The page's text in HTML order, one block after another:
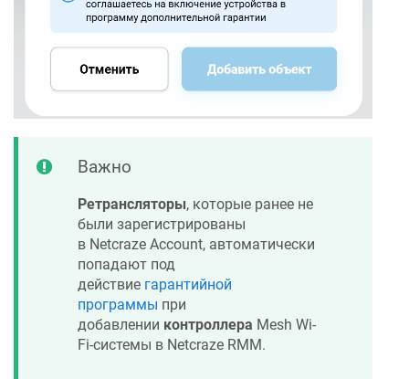
Важно
Ретрансляторы, которые ранее не
были зарегистрированы
в Netcraze Account, автоматически
попадают под
действие гарантийной
программы при
добавлении контроллера Mesh Wi-
Fi-системы в Netcraze RMM.